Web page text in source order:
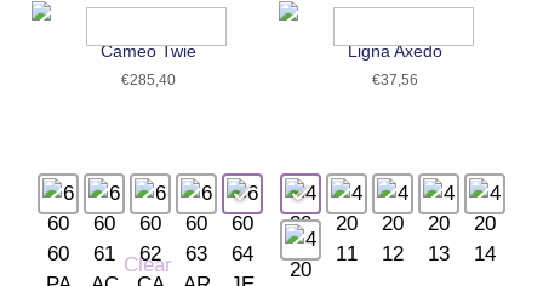
Cameo Twie
€285,40
Clear
Ligna Axedo
€37,56